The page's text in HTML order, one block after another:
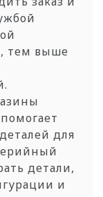
тем выше
для
детали,
и